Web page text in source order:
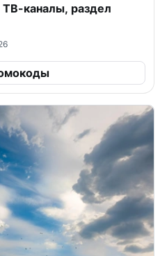
каналы, раздел